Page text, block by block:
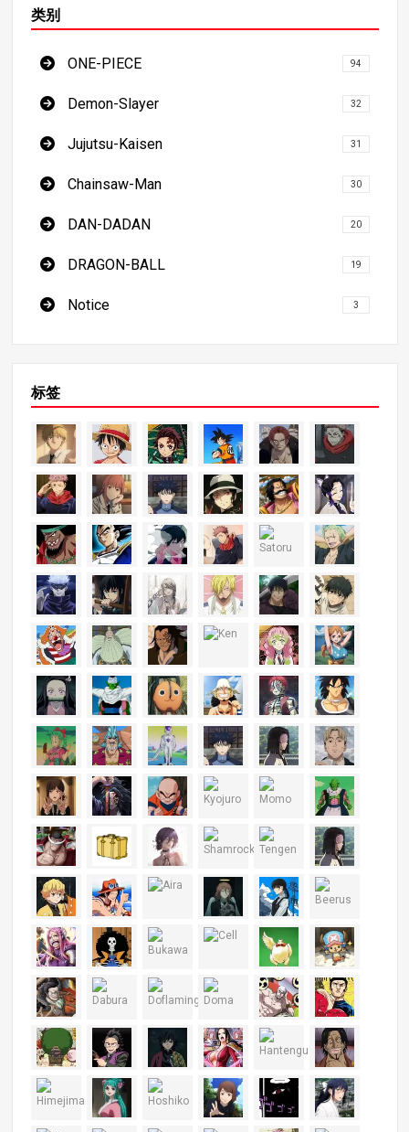
类别
ONE-PIECE 94
Demon-Slayer 32
Jujutsu-Kaisen 31
Chainsaw-Man 30
DAN-DADAN 20
DRAGON-BALL 19
Notice 3
标签